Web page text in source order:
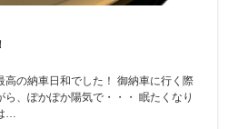
日和でした！ 御納車に行く際
かぽか陽気で・・・ 眠たくなり
…